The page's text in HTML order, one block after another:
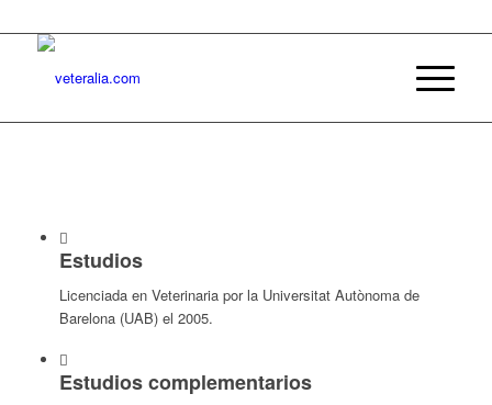
Estudios
Licenciada en Veterinaria por la Universitat Autònoma de
Barelona (UAB) el 2005.
Estudios complementarios